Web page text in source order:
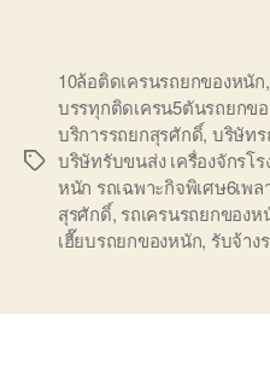
Tags
10ล้อติดเครนรถยกของหนัก
บรรทุกติดเครน5ตันรถยกข
บริการรถยกสุรศักดิ์, บริษัท
บริษัทรับขนส่ง เครื่องจักรโร
หนัก รถเฉพาะกิจพิเศษ6เพล
สุรศักดิ์, รถเครนรถยกของห
เฮี๊ยบรถยกของหนัก, รับจ้าง